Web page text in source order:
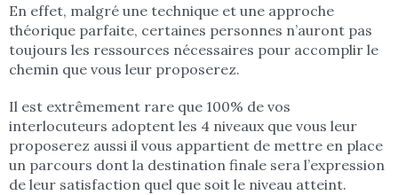
En effet, malgré une technique et une approche
théorique parfaite, certaines personnes n’auront pas
toujours les ressources nécessaires pour accomplir le
chemin que vous leur proposerez.
Il est extrêmement rare que 100% de vos
interlocuteurs adoptent les 4 niveaux que vous leur
proposerez aussi il vous appartient de mettre en place
un parcours dont la destination finale sera l’expression
de leur satisfaction quel que soit le niveau atteint.